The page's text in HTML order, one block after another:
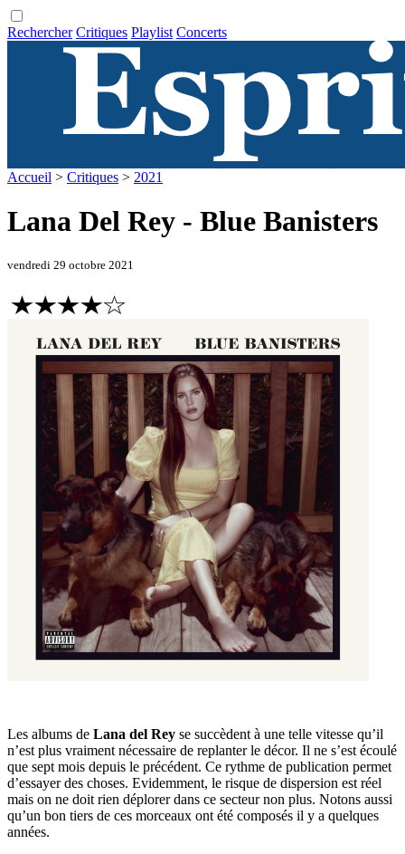
Rechercher Critiques Playlist Concerts
Accueil > Critiques > 2021
Lana Del Rey - Blue Banisters
vendredi 29 octobre 2021
Les albums de Lana del Rey se succèdent à une telle vitesse qu’il
n’est plus vraiment nécessaire de replanter le décor. Il ne s’est écoulé
que sept mois depuis le précédent. Ce rythme de publication permet
d’essayer des choses. Evidemment, le risque de dispersion est réel
mais on ne doit rien déplorer dans ce secteur non plus. Notons aussi
qu’un bon tiers de ces morceaux ont été composés il y a quelques
années.